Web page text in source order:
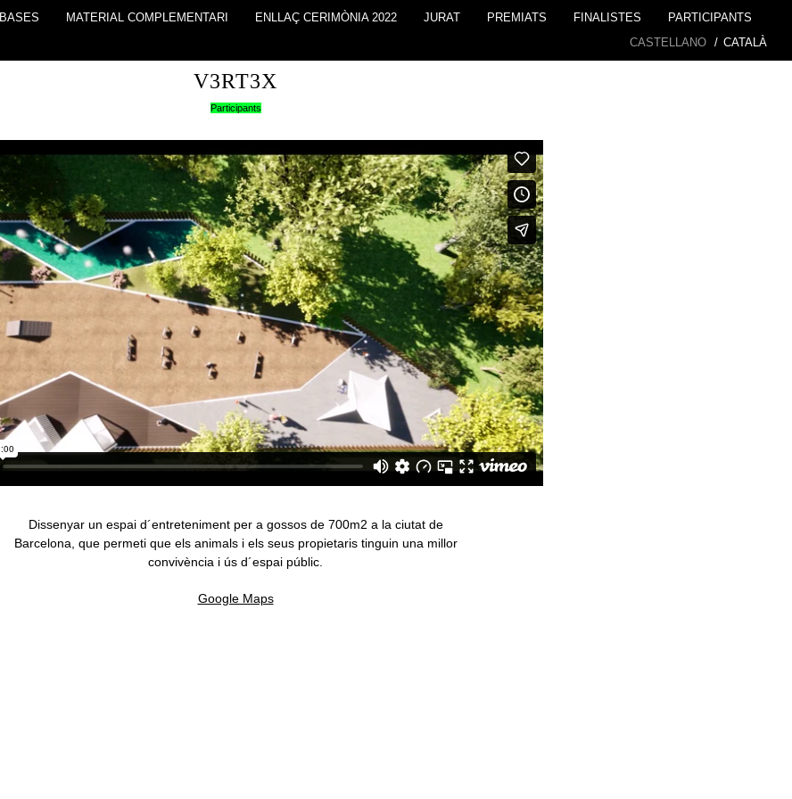
BASES MATERIAL COMPLEMENTARI ENLLAÇ CERIMÒNIA 2022 JURAT PREMIATS FINALISTES PARTICIPANTS
CASTELLANO / CATALÀ
V3RT3X
Participants
Dissenyar un espai d´entreteniment per a gossos de 700m2 a la ciutat de
Barcelona, ​​que permeti que els animals i els seus propietaris tinguin una millor
convivència i ús d´espai públic.
Google Maps